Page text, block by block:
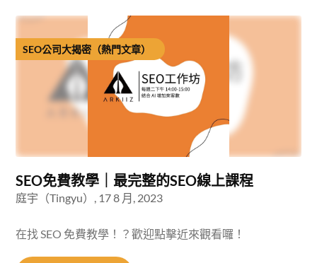
SEO公司大揭密（熱門文章）
SEO免費教學｜最完整的SEO線上課程
庭宇（Tingyu）, 17 8 月, 2023
在找 SEO 免費教學！？歡迎點擊近來觀看囉！